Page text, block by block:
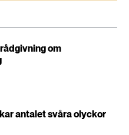
om
antalet svåra olyckor